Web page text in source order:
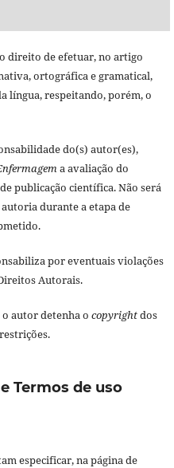
direito de efetuar, no artigo
ortográfica e gramatical,
língua, respeitando, porém, o
do(s) autor(es),
a avaliação do
publicação científica. Não será
durante a etapa de
por eventuais violações
Autorais.
autor detenha o copyrightdos
Termos de uso
especificar, na página de